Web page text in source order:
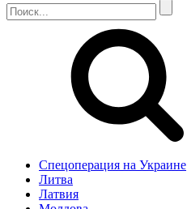
Спецоперация на Украине
Литва
Латвия